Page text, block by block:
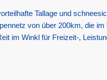
Tallage und
von über 200km, die
im Winkl für Freizeit-,